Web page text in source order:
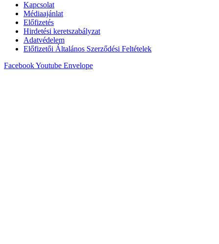
Kapcsolat
Médiaajánlat
Előfizetés
Hirdetési keretszabályzat
Adatvédelem
Előfizetői Általános Szerződési Feltételek
FacebookYoutube Envelope